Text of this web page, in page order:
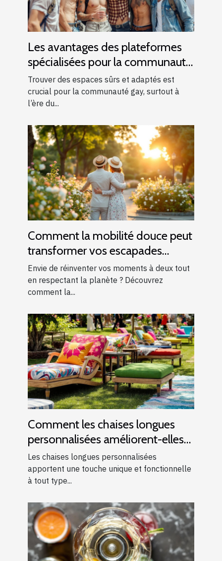
Les avantages des plateformes
spécialisées pour la communauté
gay
Trouver des espaces sûrs et adaptés est
crucial pour la communauté gay, surtout à
l’ère du...
Comment la mobilité douce peut
transformer vos escapades
romantiques ?
Envie de réinventer vos moments à deux tout
en respectant la planète ? Découvrez
comment la...
Comment les chaises longues
personnalisées améliorent-elles
les événements ?
Les chaises longues personnalisées
apportent une touche unique et fonctionnelle
à tout type...